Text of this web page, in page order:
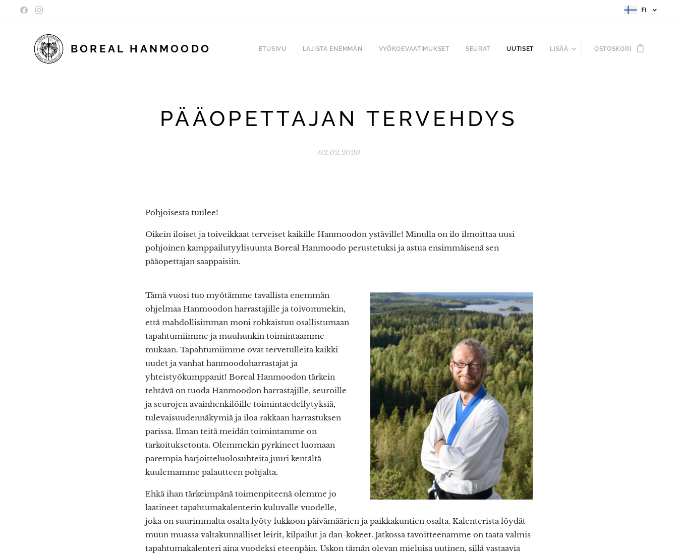
FI
BOREAL HANMOODO ETUSIVU LAJISTA ENEMMÄN VYÖKOEVAATIMUKSET SEURAT UUTISET LISÄÄ OSTOSKORI
PÄÄOPETTAJAN TERVEHDYS
02.02.2020
Pohjoisesta tuulee!
Oikein iloiset ja toiveikkaat terveiset kaikille Hanmoodon ystäville! Minulla on ilo ilmoittaa uusi
pohjoinen kamppailutyylisuunta Boreal Hanmoodo perustetuksi ja astua ensimmäisenä sen
pääopettajan saappaisiin.
Tämä vuosi tuo myötämme tavallista enemmän
ohjelmaa Hanmoodon harrastajille ja toivommekin,
että mahdollisimman moni rohkaistuu osallistumaan
tapahtumiimme ja muuhunkin toimintaamme
mukaan. Tapahtumiimme ovat tervetulleita kaikki
uudet ja vanhat hanmoodoharrastajat ja
yhteistyökumppanit! Boreal Hanmoodon tärkein
tehtävä on tuoda Hanmoodon harrastajille, seuroille
ja seurojen avainhenkilöille toimintaedellytyksiä,
tulevaisuudennäkymiä ja iloa rakkaan harrastuksen
parissa. Ilman teitä meidän toimintamme on
tarkoituksetonta. Olemmekin pyrkineet luomaan
parempia harjoitteluolosuhteita juuri kentältä
kuulemamme palautteen pohjalta.
Ehkä ihan tärkeimpänä toimenpiteenä olemme jo
laatineet tapahtumakalenterin kuluvalle vuodelle,
joka on suurimmalta osalta lyöty lukkoon päivämäärien ja paikkakuntien osalta. Kalenterista löydät
muun muassa valtakunnalliset leirit, kilpailut ja dan-kokeet. Jatkossa tavoitteenamme on taata valmis
tapahtumakalenteri aina vuodeksi eteenpäin. Uskon tämän olevan mieluisa uutinen, sillä vastaavia